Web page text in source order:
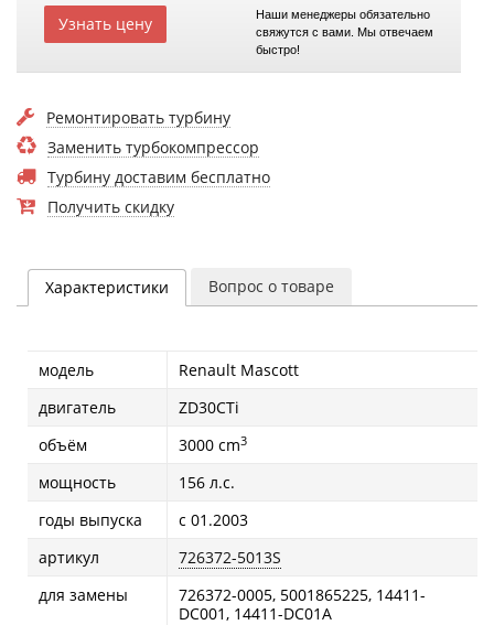
Узнать цену
Наши менеджеры обязательно
свяжутся с вами. Мы отвечаем
быстро!
Ремонтировать турбину
Заменить турбокомпрессор
Турбину доставим бесплатно
Получить скидку
Характеристики Вопрос о товаре
модель
Renault Mascott
двигатель
ZD30CTi
объём
3000 cm3
мощность
156 л.с.
годы выпуска
с 01.2003
артикул
726372-5013S
для замены
726372-0005, 5001865225, 14411-
DC001, 14411-DC01A